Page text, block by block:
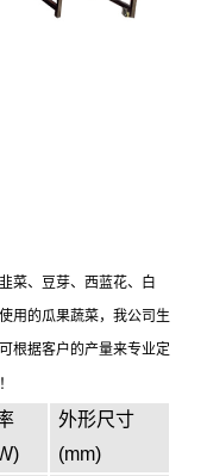
菜、豆芽、西蓝花、白
用的瓜果蔬菜，我公司生
根据客户的产量来专业定
外形尺寸
(mm)